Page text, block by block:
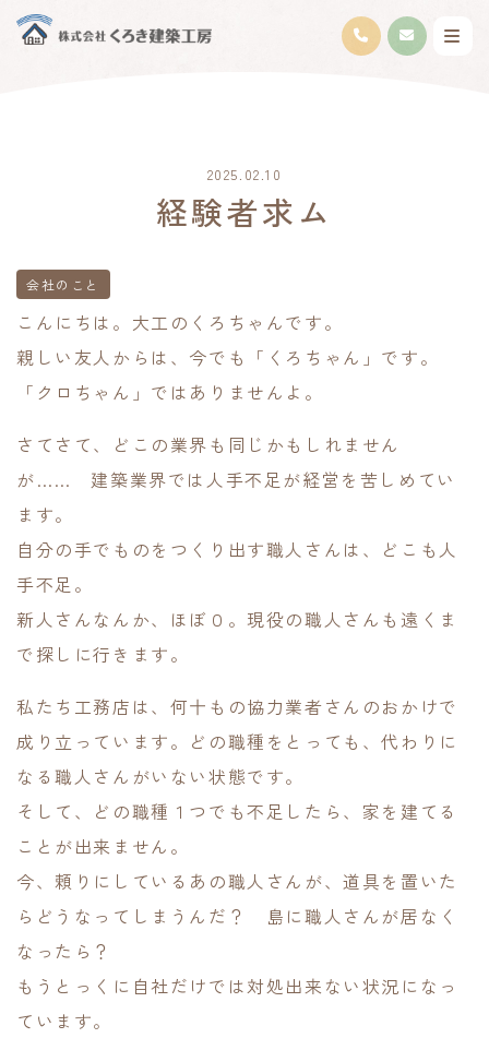
2025.02.10
経験者求ム
会社のこと
こんにちは。大工のくろちゃんです。
親しい友人からは、今でも「くろちゃん」です。
「クロちゃん」ではありませんよ。
さてさて、どこの業界も同じかもしれません
が…… 建築業界では人手不足が経営を苦しめてい
ます。
自分の手でものをつくり出す職人さんは、どこも人
手不足。
新人さんなんか、ほぼ０。現役の職人さんも遠くま
で探しに行きます。
私たち工務店は、何十もの協力業者さんのおかけで
成り立っています。どの職種をとっても、代わりに
なる職人さんがいない状態です。
そして、どの職種１つでも不足したら、家を建てる
ことが出来ません。
今、頼りにしているあの職人さんが、道具を置いた
らどうなってしまうんだ？ 島に職人さんが居なく
なったら？
もうとっくに自社だけでは対処出来ない状況になっ
ています。